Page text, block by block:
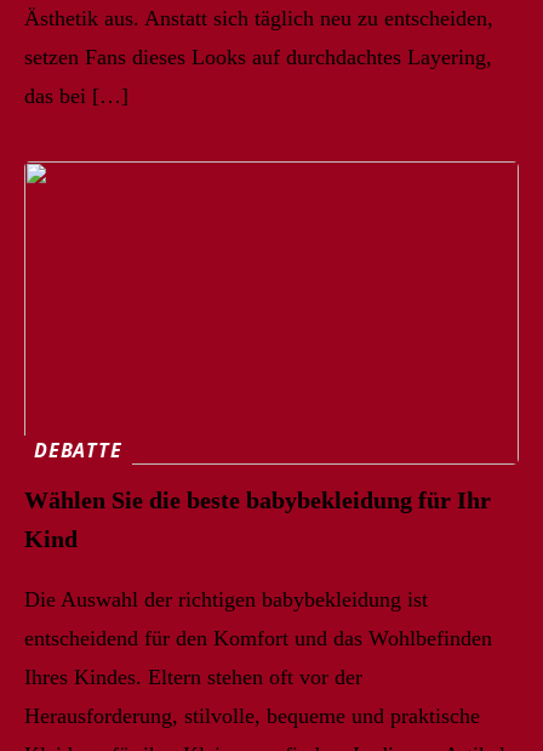
Ästhetik aus. Anstatt sich täglich neu zu entscheiden,
setzen Fans dieses Looks auf durchdachtes Layering,
das bei […]
DEBATTE
Wählen Sie die beste babybekleidung für Ihr
Kind
Die Auswahl der richtigen babybekleidung ist
entscheidend für den Komfort und das Wohlbefinden
Ihres Kindes. Eltern stehen oft vor der
Herausforderung, stilvolle, bequeme und praktische